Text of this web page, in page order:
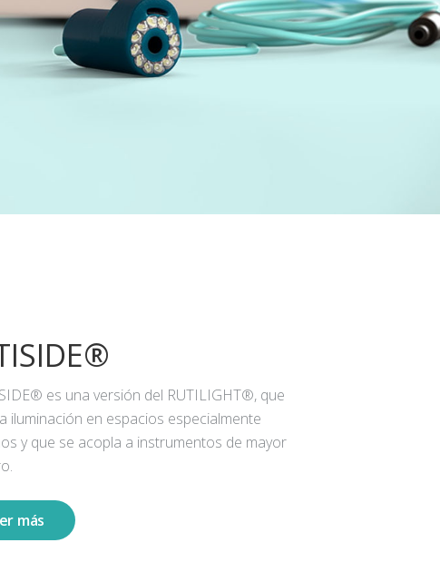
es una versión del RUTILIGHT®, que
iluminación en espacios especialmente
y que se acopla a instrumentos de mayor
más